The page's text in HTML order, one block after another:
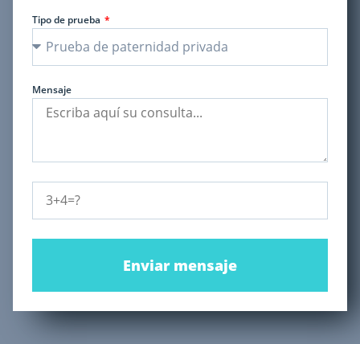
Tipo de prueba
Mensaje
Enviar mensaje